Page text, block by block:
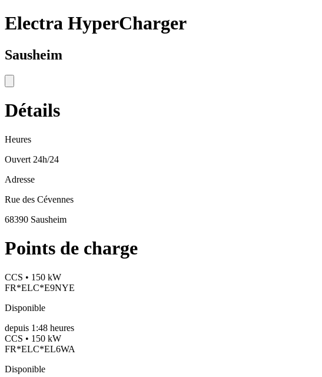
Electra HyperCharger
Sausheim
Détails
Heures
Ouvert 24h/24
Adresse
Rue des Cévennes
68390 Sausheim
Points de charge
CCS • 150 kW
FR*ELC*E9NYE
Disponible
depuis 1:48 heures
CCS • 150 kW
FR*ELC*EL6WA
Disponible